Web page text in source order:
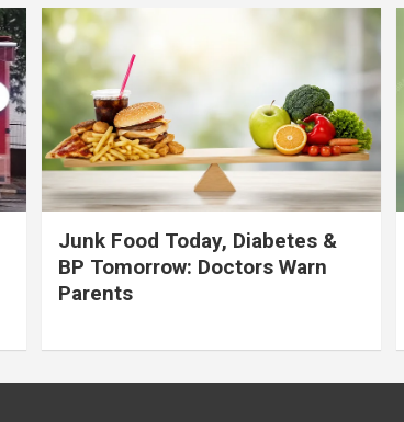
Junk Food Today, Diabetes &
BP Tomorrow: Doctors Warn
Parents